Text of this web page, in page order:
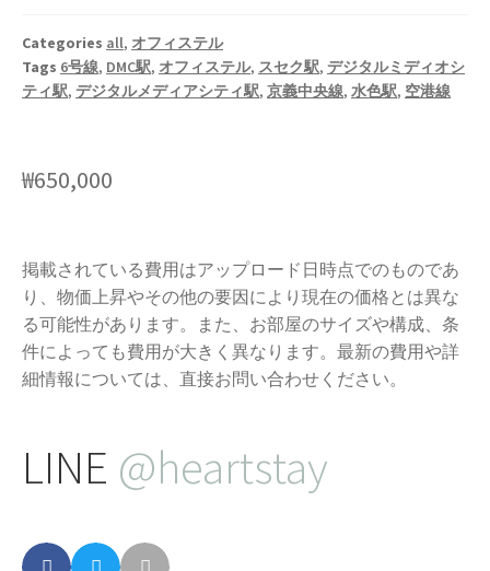
Categories all, オフィステル
Tags 6号線, DMC駅, オフィステル, スセク駅, デジタルミディオシ
ティ駅, デジタルメディアシティ駅, 京義中央線, 水色駅, 空港線
₩650,000
掲載されている費用はアップロード日時点でのものであ
り、物価上昇やその他の要因により現在の価格とは異な
る可能性があります。また、お部屋のサイズや構成、条
件によっても費用が大きく異なります。最新の費用や詳
細情報については、直接お問い合わせください。
LINE @heartstay